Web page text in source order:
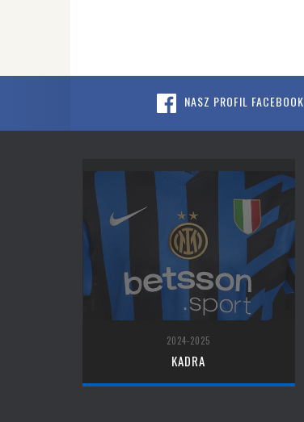
NASZ PROFIL FACEBOOK
2024-2025
KADRA